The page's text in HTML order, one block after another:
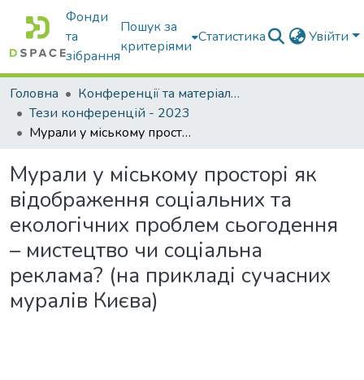
Фонди
та
зібрання
Пошук за
критеріями
Статистика Увійти
Головна
Конференції та матеріали конференцій
Тези конференцій - 2023
Мурали у міському просторі як відображення соціальних та екологічних проблем сьогодення – мистецтво чи соціальна реклама? (на прикладі сучасних муралів Києва)
Мурали у міському просторі як
відображення соціальних та
екологічних проблем сьогодення
– мистецтво чи соціальна
реклама? (на прикладі сучасних
муралів Києва)